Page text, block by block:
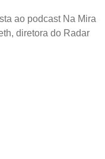
ao podcast Na Mira
diretora do Radar